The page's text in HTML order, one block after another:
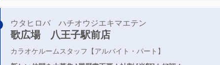
ウタヒロバ ハチオウジエキマエテン
歌広場 八王子駅前店
カラオケルームスタッフ【アルバイト・パート】